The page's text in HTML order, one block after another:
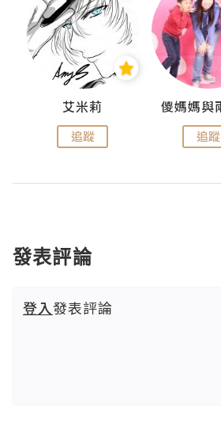
艾米莉
追蹤 追蹤
發表評論
登入發表評論